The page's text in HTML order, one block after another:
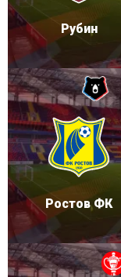
Рубин
Ростов ФК